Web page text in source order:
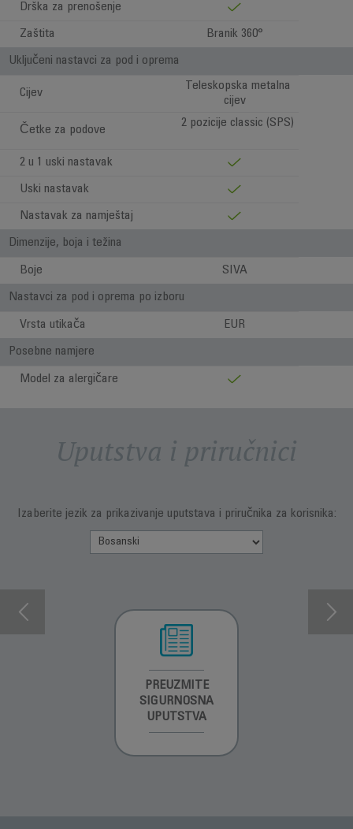
Drška za prenošenje
Zaštita Branik 360°
Uključeni nastavci za pod i oprema
Cijev
Teleskopska metalna
cijev
Četke za podove
2 pozicije classic (SPS)
2 u 1 uski nastavak
Uski nastavak
Nastavak za namještaj
Dimenzije, boja i težina
Boje SIVA
Nastavci za pod i oprema po izboru
Vrsta utikača EUR
Posebne namjere
Model za alergičare
Uputstva i priručnici
Izaberite jezik za prikazivanje uputstava i priručnika za korisnika:
PREUZMITE
SIGURNOSNA
UPUTSTVA